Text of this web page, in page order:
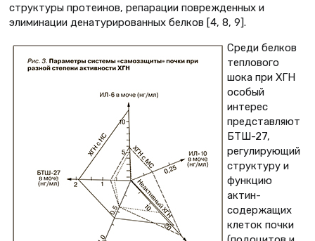
структуры протеинов, репарации поврежденных и
элиминации денатурированных белков [4, 8, 9].
Среди белков
теплового
шока при ХГН
особый
интерес
представляют
БТШ-27,
регулирующий
структуру и
функцию
актин-
содержащих
клеток почки